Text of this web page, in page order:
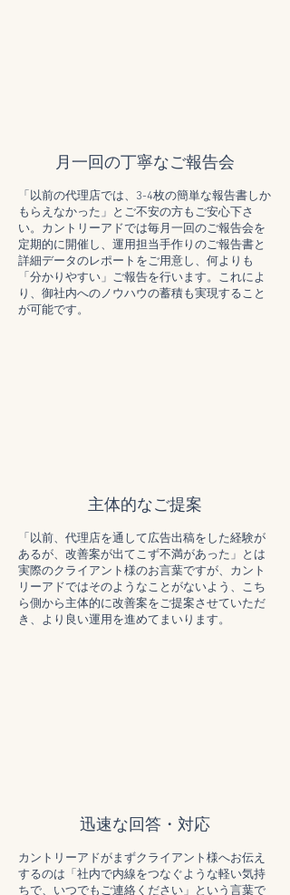
月一回の丁寧なご報告会
「以前の代理店では、3-4枚の簡単な報告書しか
もらえなかった」とご不安の方もご安心下さ
い。カントリーアドでは毎月一回のご報告会を
定期的に開催し、運用担当手作りのご報告書と
詳細データのレポートをご用意し、何よりも
「分かりやすい」ご報告を行います。これによ
り、御社内へのノウハウの蓄積も実現すること
が可能です。
主体的なご提案
「以前、代理店を通して広告出稿をした経験が
あるが、改善案が出てこず不満があった」とは
実際のクライアント様のお言葉ですが、カント
リーアドではそのようなことがないよう、こち
ら側から主体的に改善案をご提案させていただ
き、より良い運用を進めてまいります。
迅速な回答・対応
カントリーアドがまずクライアント様へお伝え
するのは「社内で内線をつなぐような軽い気持
ちで、いつでもご連絡ください」という言葉で